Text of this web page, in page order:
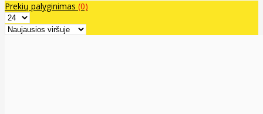
Prekių palyginimas (0)